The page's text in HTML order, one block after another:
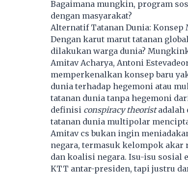
Bagaimana mungkin, program
dengan masyarakat?
Alternatif Tatanan Dunia:
Dengan karut marut tatanan
dilakukan warga dunia?
Amitav Acharya, Antoni
memperkenalkan konsep baru
dunia terhadap hegemoni atau
tatanan dunia tanpa hegemoni
definisi conspiracy theorist
tatanan dunia multipolar
Amitav cs bukan ingin
negara, termasuk kelompok akar
dan koalisi negara. Isu-isu sosial
KTT antar-presiden, tapi justru